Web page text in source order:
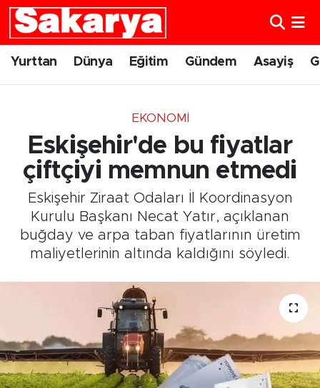
Yurttan Dünya Eğitim Gündem Asayiş
EKONOMI
Eskişehir'de bu fiyatlar
çiftçiyi memnun etmedi
Eskişehir Ziraat Odaları İl Koordinasyon
Kurulu Başkanı Necat Yatır, açıklanan
buğday ve arpa taban fiyatlarının üretim
maliyetlerinin altında kaldığını söyledi.
Yurttan
Gündem
Eskişehirspor
Spor
Kültür Sanat
Tarihçe
Resmi İlanlar
Eskişehir Nöbetçi Eczaneler
Eskişehir Trafik Yoğunluk Haritası
Süper Lig Puan Durumu ve Fikstür
Tüm Manşetler
Haber Arşivi